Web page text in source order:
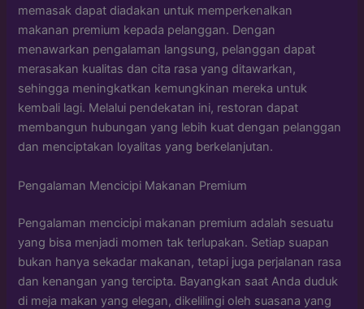
memasak dapat diadakan untuk memperkenalkan
makanan premium kepada pelanggan. Dengan
menawarkan pengalaman langsung, pelanggan dapat
merasakan kualitas dan cita rasa yang ditawarkan,
sehingga meningkatkan kemungkinan mereka untuk
kembali lagi. Melalui pendekatan ini, restoran dapat
membangun hubungan yang lebih kuat dengan pelanggan
dan menciptakan loyalitas yang berkelanjutan.
Pengalaman Mencicipi Makanan Premium
Pengalaman mencicipi makanan premium adalah sesuatu
yang bisa menjadi momen tak terlupakan. Setiap suapan
bukan hanya sekadar makanan, tetapi juga perjalanan rasa
dan kenangan yang tercipta. Bayangkan saat Anda duduk
di meja makan yang elegan, dikelilingi oleh suasana yang